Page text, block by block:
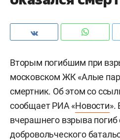
Вторым погибшим при
московском ЖК «Алые
смертник. Об этом со
сообщает РИА «Новости».
вчерашнего взрыва погиб
добровольческого